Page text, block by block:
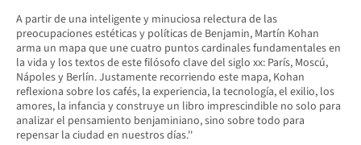
A partir de una inteligente y minuciosa relectura de las
preocupaciones estéticas y políticas de Benjamin, Martín Kohan
arma un mapa que une cuatro puntos cardinales fundamentales en
la vida y los textos de este filósofo clave del siglo xx: París, Moscú,
Nápoles y Berlín. Justamente recorriendo este mapa, Kohan
reflexiona sobre los cafés, la experiencia, la tecnología, el exilio, los
amores, la infancia y construye un libro imprescindible no solo para
analizar el pensamiento benjaminiano, sino sobre todo para
repensar la ciudad en nuestros días.''